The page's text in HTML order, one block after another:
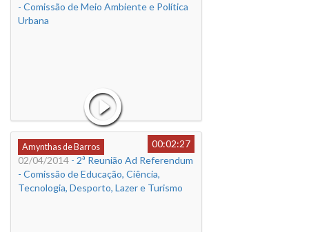
- Comissão de Meio Ambiente e Política
Urbana
Amynthas de Barros
00:02:27
02/04/2014 - 2ª Reunião Ad Referendum
- Comissão de Educação, Ciência,
Tecnologia, Desporto, Lazer e Turismo